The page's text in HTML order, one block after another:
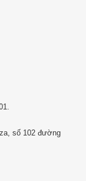
số 102 đường